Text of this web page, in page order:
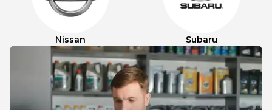
Nissan Subaru